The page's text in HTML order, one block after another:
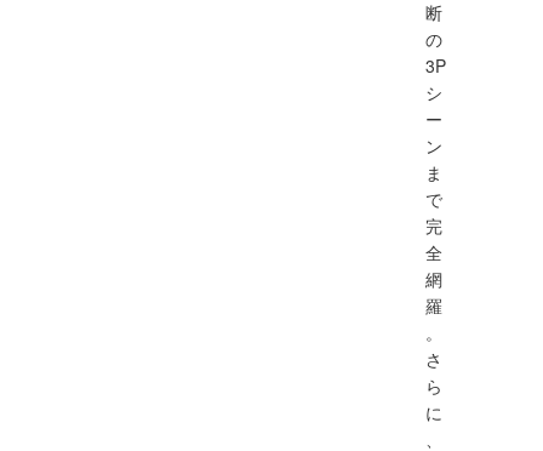
断
の
3P
シ
ー
ン
ま
で
完
全
網
羅
。
さ
ら
に